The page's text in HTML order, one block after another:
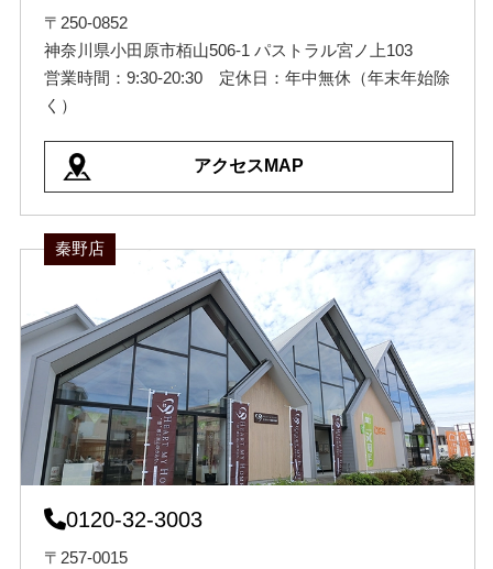
〒250-0852
神奈川県小田原市栢山506-1 パストラル宮ノ上103
営業時間：9:30-20:30 定休日：年中無休（年末年始除
く）
アクセスMAP
秦野店
0120-32-3003
〒257-0015